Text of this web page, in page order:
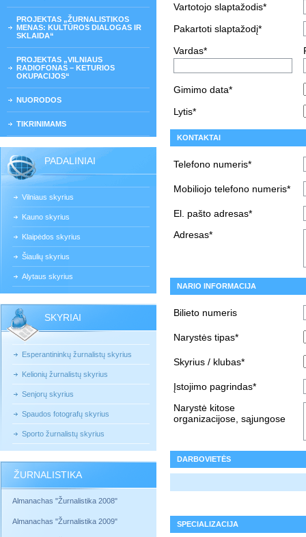
PROJEKTAS „ŽURNALISTIKOS
MENAS: KULTŪROS DIALOGAS IR
SKLAIDA“
PROJEKTAS „VILNIAUS
RADIOFONAS – KETURIOS
OKUPACIJOS“
NUORODOS
TIKRINIMAMS
PADALINIAI
Vilniaus skyrius
Kauno skyrius
Klaipėdos skyrius
Šiaulių skyrius
Alytaus skyrius
SKYRIAI
Esperantininkų žurnalistų skyrius
Kelionių žurnalistų skyrius
Senjorų skyrius
Spaudos fotografų skyrius
Sporto žurnalistų skyrius
ŽURNALISTIKA
Almanachas "Žurnalistika 2008"
Almanachas "Žurnalistika 2009"
Vartotojo slaptažodis*
Pakartoti slaptažodį*
Vardas*
Gimimo data*
Lytis*
KONTAKTAI
Telefono numeris*
Mobiliojo telefono numeris*
El. pašto adresas*
Adresas*
NARIO INFORMACIJA
Bilieto numeris
Narystės tipas*
Skyrius / klubas*
Įstojimo pagrindas*
Narystė kitose
organizacijose, sąjungose
DARBOVIETĖS
SPECIALIZACIJA